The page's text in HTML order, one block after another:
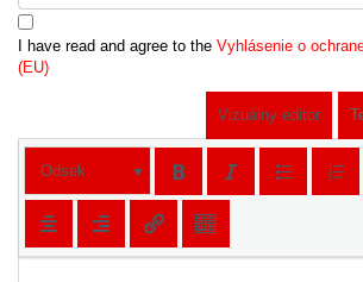
I have read and agree to the Vyhlásenie o
(EU)
Vizuálny editor
Odsek